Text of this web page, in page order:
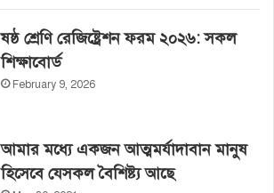
ষষ্ঠ শ্রেণি রেজিষ্ট্রেশন ফরম ২০২৬: সকল
শিক্ষাবোর্ড
February 9, 2026
আমার মধ্যে একজন আত্মমর্যাদাবান মানুষ
হিসেবে যেসকল বৈশিষ্ট্য আছে